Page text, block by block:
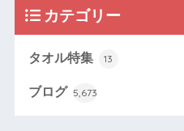
カテゴリー
タオル特集 13
ブログ 5,673